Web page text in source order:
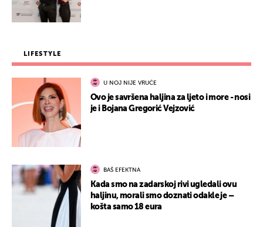
LIFESTYLE
U NOJ NIJE VRUĆE
Ovo je savršena haljina za ljeto i more - nosi
je i Bojana Gregorić Vejzović
BAŠ EFEKTNA
Kada smo na zadarskoj rivi ugledali ovu
haljinu, morali smo doznati odakle je –
košta samo 18 eura